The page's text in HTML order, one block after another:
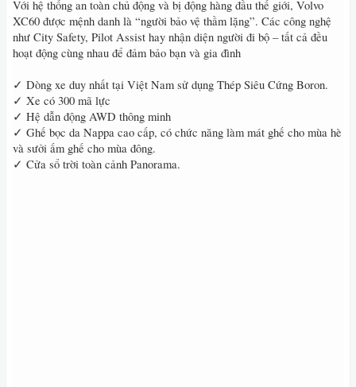
Với hệ thống an toàn chủ động và bị động hàng đầu thế giới, Volvo
XC60 được mệnh danh là “người bảo vệ thầm lặng”. Các công nghệ
như City Safety, Pilot Assist hay nhận diện người đi bộ – tất cả đều
hoạt động cùng nhau để đảm bảo bạn và gia đình
✓ Dòng xe duy nhất tại Việt Nam sử dụng Thép Siêu Cứng Boron.
✓ Xe có 300 mã lực
✓ Hệ dẫn động AWD thông minh
✓ Ghế bọc da Nappa cao cấp, có chức năng làm mát ghế cho mùa hè
và sưởi ấm ghế cho mùa đông.
✓ Cửa sổ trời toàn cảnh Panorama.